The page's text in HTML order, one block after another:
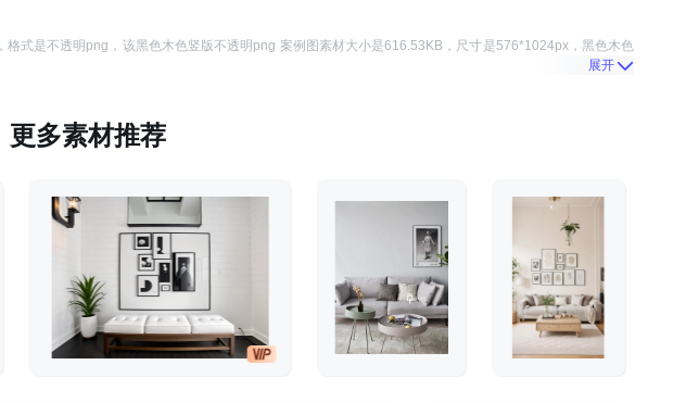
，格式是不透明png ，该黑色木色竖版不透明png 案例图素材大小是616.53KB ，尺寸是576*1024px， 黑色木色
展开
更多素材推荐